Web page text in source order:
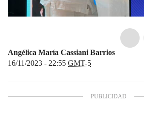
Angélica María Cassiani Barrios
16/11/2023 - 22:55 GMT-5